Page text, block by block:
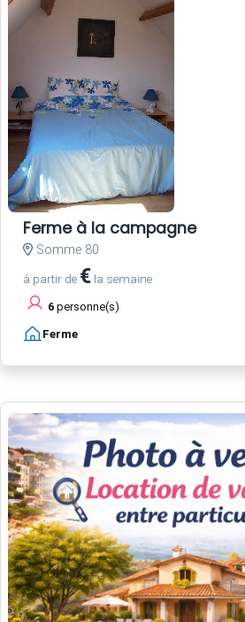
Ferme à la campagne
Somme 80
à partir de € la semaine
6 personne(s)
Ferme